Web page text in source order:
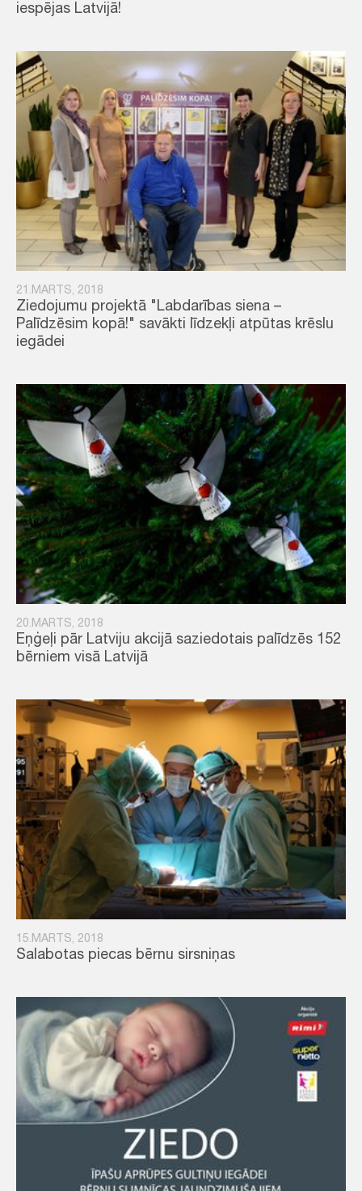
iespējas Latvijā!
21.MARTS, 2018
Ziedojumu projektā "Labdarības siena –
Palīdzēsim kopā!" savākti līdzekļi atpūtas krēslu
iegādei
20.MARTS, 2018
Eņģeļi pār Latviju akcijā saziedotais palīdzēs 152
bērniem visā Latvijā
15.MARTS, 2018
Salabotas piecas bērnu sirsniņas